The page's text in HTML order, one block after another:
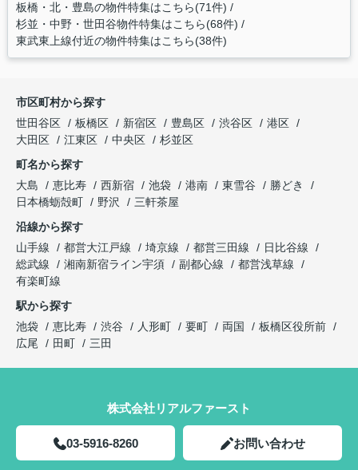
板橋・北・豊島の物件特集はこちら(71件)
杉並・中野・世田谷物件特集はこちら(68件)
東武東上線付近の物件特集はこちら(38件)
市区町村から探す
世田谷区
板橋区 新宿区 豊島区 渋谷区
港区
大田区
江東区 中央区
杉並区
町名から探す
大島
恵比寿 西新宿 池袋 港南 東雪谷
勝どき
日本橋蛎殻町
野沢
三軒茶屋
沿線から探す
山手線
都営大江戸線 埼京線 都営三田線
日比谷線
総武線
湘南新宿ライン宇須 副都心線
都営浅草線
有楽町線
駅から探す
池袋
恵比寿 渋谷 人形町 要町 両国
板橋区役所前
広尾
田町 三田
株式会社リアルファースト
03-5916-8260 お問い合わせ